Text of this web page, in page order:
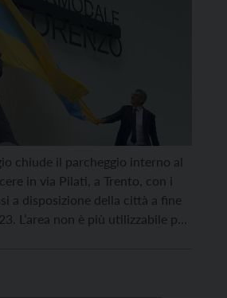
chiude il parcheggio interno al
in via Pilati, a Trento, con i
a disposizione della città a fine
L’area non è più utilizzabile per